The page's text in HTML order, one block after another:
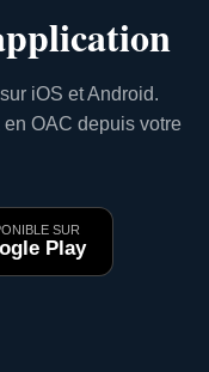
iOS et Android.
OAC depuis votre
SUR
Play